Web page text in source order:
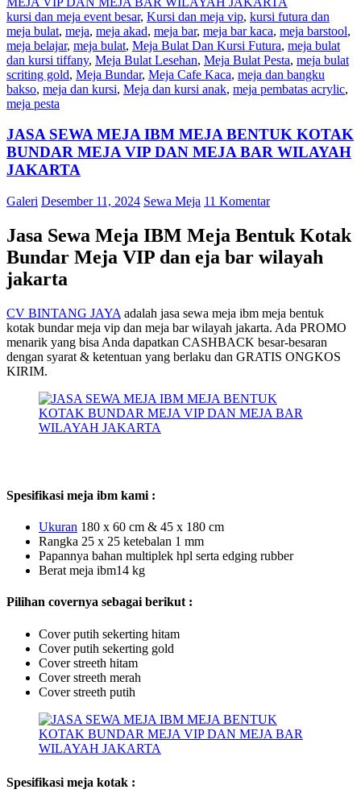
kursi dan meja event besar, Kursi dan meja vip, kursi futura dan
meja bulat, meja, meja akad, meja bar, meja bar kaca, meja barstool,
meja belajar, meja bulat, Meja Bulat Dan Kursi Futura, meja bulat
dan kursi tiffany, Meja Bulat Lesehan, Meja Bulat Pesta, meja bulat
scriting gold, Meja Bundar, Meja Cafe Kaca, meja dan bangku
bakso, meja dan kursi, Meja dan kursi anak, meja pembatas acrylic,
meja pesta
JASA SEWA MEJA IBM MEJA BENTUK KOTAK
BUNDAR MEJA VIP DAN MEJA BAR WILAYAH
JAKARTA
Galeri Desember 11, 2024 Sewa Meja 11 Komentar
Jasa Sewa Meja IBM Meja Bentuk Kotak
Bundar Meja VIP dan eja bar wilayah
jakarta
CV BINTANG JAYA adalah jasa sewa meja ibm meja bentuk
kotak bundar meja vip dan meja bar wilayah jakarta. Ada PROMO
menarik yang bisa Anda dapatkan CASHBACK besar-besaran
dengan syarat & ketentuan yang berlaku dan GRATIS ONGKOS
KIRIM.
Spesifikasi meja ibm kami :
Ukuran 180 x 60 cm & 45 x 180 cm
Rangka 25 x 25 ketebalan 1 mm
Papannya bahan multiplek hpl serta edging rubber
Berat meja ibm14 kg
Pilihan covernya sebagai berikut :
Cover putih sekerting hitam
Cover putih sekerting gold
Cover streeth hitam
Cover streeth merah
Cover streeth putih
Spesifikasi meja kotak :